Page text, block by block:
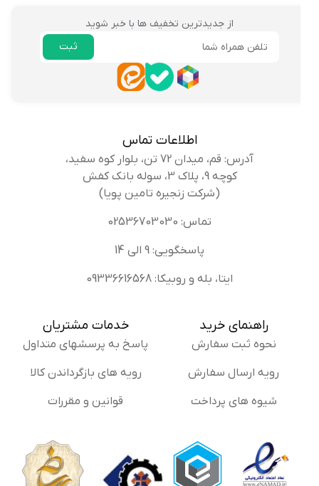
از جدیدترین تخفیف ها با خبر شوید
اطلاعات تماس
آدرس: قم، میدان 72 تن، بلوار کوه سفید،
کوچه 9، پلاک 3، سوله بانک کفش
(شرکت زنجیره تامین پویا)
تماس: 02536703030
پاسخگویی: 9 الی 14
ایتا، بله و روبیکا: 09336616568
راهنمای خرید
نحوه ثبت سفارش
رویه ارسال سفارش
شیوه های پرداخت
خدمات مشتریان
پاسخ به پرسشهای متداول
رویه های بازگرداندن کالا
قوانین و مقررات